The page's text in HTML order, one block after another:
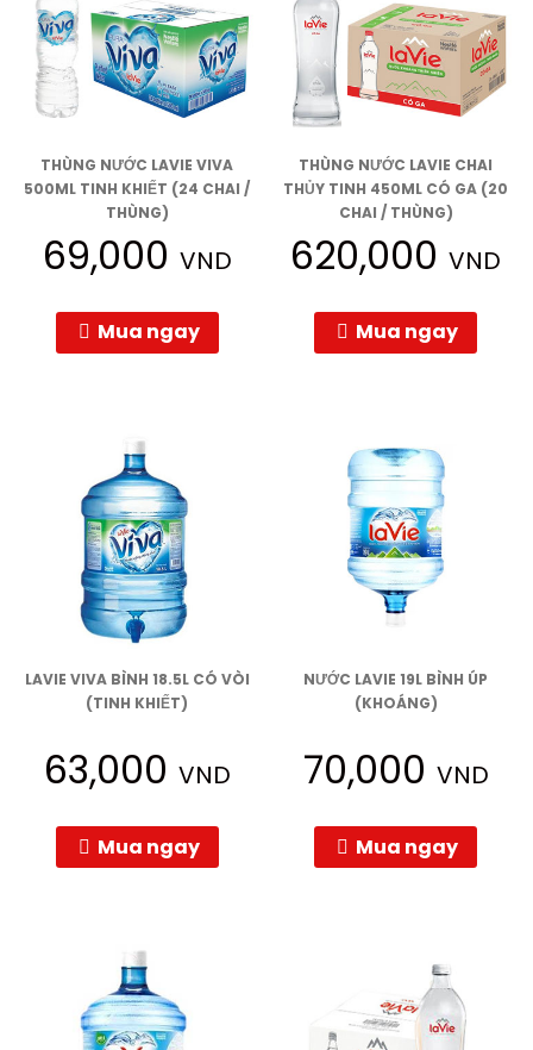
THÙNG NƯỚC LAVIE VIVA
500ML TINH KHIẾT (24 CHAI /
THÙNG)
69,000 VND
Mua ngay
THÙNG NƯỚC LAVIE CHAI
THỦY TINH 450ML CÓ GA (20
CHAI / THÙNG)
620,000VND
Mua ngay
LAVIE VIVA BÌNH 18.5L CÓ VÒI
(TINH KHIẾT)
63,000 VND
Mua ngay
NƯỚC LAVIE 19L BÌNH ÚP
(KHOÁNG)
70,000 VND
Mua ngay